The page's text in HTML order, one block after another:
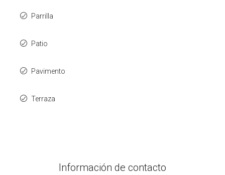
Parrilla
Patio
Pavimento
Terraza
Información de contacto